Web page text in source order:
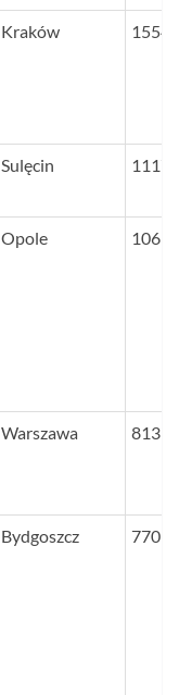
Kraków 1554
Sulęcin 1117
Opole 1063
Warszawa 813
Bydgoszcz 770